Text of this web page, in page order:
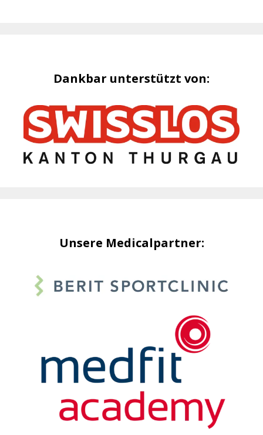
Dankbar unterstützt von:
Unsere Medicalpartner: